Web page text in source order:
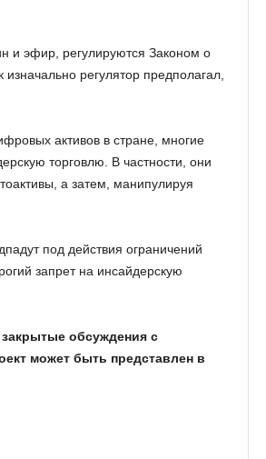
и эфир, регулируются Законом о
регулятор предполагал,
активов в стране, многие
торговлю. В частности, они
а затем, манипулируя
под действия ограничений
запрет на инсайдерскую
обсуждения с
может быть представлен в